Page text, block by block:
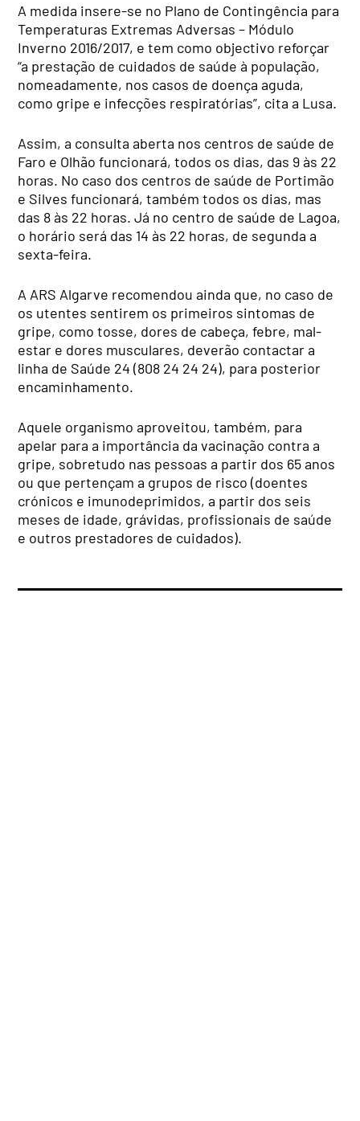
A medida insere-se no Plano de Contingência para
Temperaturas Extremas Adversas – Módulo
Inverno 2016/2017, e tem como objectivo reforçar
“a prestação de cuidados de saúde à população,
nomeadamente, nos casos de doença aguda,
como gripe e infecções respiratórias”, cita a Lusa.
Assim, a consulta aberta nos centros de saúde de
Faro e Olhão funcionará, todos os dias, das 9 às 22
horas. No caso dos centros de saúde de Portimão
e Silves funcionará, também todos os dias, mas
das 8 às 22 horas. Já no centro de saúde de Lagoa,
o horário será das 14 às 22 horas, de segunda a
sexta-feira.
A ARS Algarve recomendou ainda que, no caso de
os utentes sentirem os primeiros sintomas de
gripe, como tosse, dores de cabeça, febre, mal-
estar e dores musculares, deverão contactar a
linha de Saúde 24 (808 24 24 24), para posterior
encaminhamento.
Aquele organismo aproveitou, também, para
apelar para a importância da vacinação contra a
gripe, sobretudo nas pessoas a partir dos 65 anos
ou que pertençam a grupos de risco (doentes
crónicos e imunodeprimidos, a partir dos seis
meses de idade, grávidas, profissionais de saúde
e outros prestadores de cuidados).